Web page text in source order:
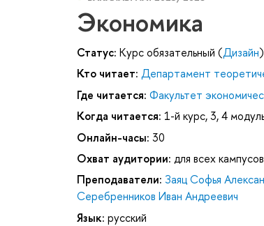
Экономика
Статус: Курс обязательный (Дизайн)
Кто читает: Департамент
Где читается: Факультет
Когда читается: 1-й курс, 3, 4
Онлайн-часы: 30
Охват аудитории: для всех
Преподаватели: Заяц Софья
Серебренников Иван Андреевич
Язык: русский